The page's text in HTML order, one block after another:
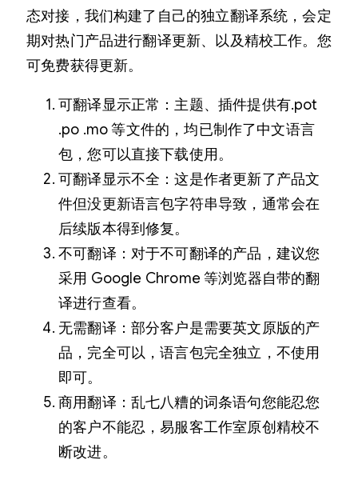
态对接，我们构建了自己的独立翻译系统，会定
期对热门产品进行翻译更新、以及精校工作。您
可免费获得更新。
可翻译显示正常：主题、插件提供有.pot
.po .mo 等文件的，均已制作了中文语言
包，您可以直接下载使用。
可翻译显示不全：这是作者更新了产品文
件但没更新语言包字符串导致，通常会在
后续版本得到修复。
不可翻译：对于不可翻译的产品，建议您
采用 Google Chrome 等浏览器自带的翻
译进行查看。
无需翻译：部分客户是需要英文原版的产
品，完全可以，语言包完全独立，不使用
即可。
商用翻译：乱七八糟的词条语句您能忍您
的客户不能忍，易服客工作室原创精校不
断改进。